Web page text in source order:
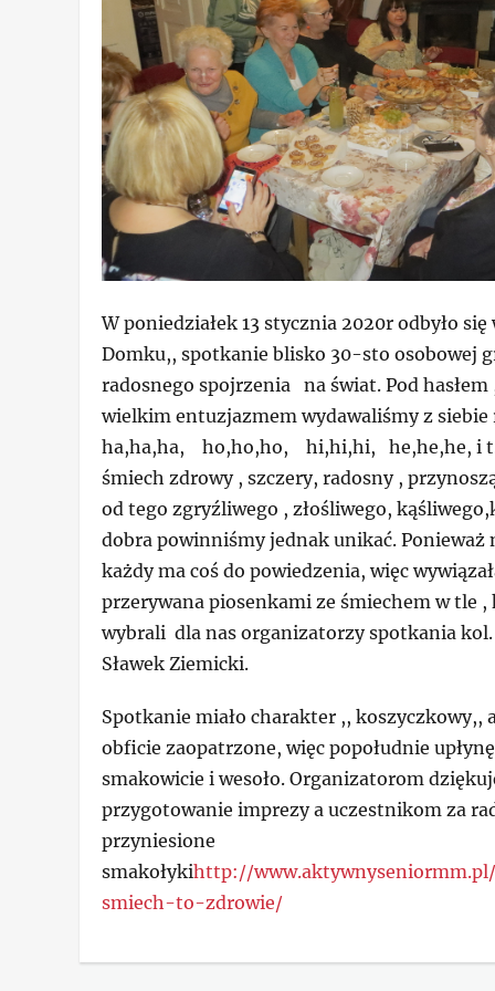
W poniedziałek 13 stycznia 2020r odbyło
Domku,, spotkanie blisko 30-sto osobowej
radosnego spojrzenia na świat. Pod
wielkim entuzjazmem wydawaliśmy z
ha,ha,ha, ho,ho,ho, hi,hi,hi, he,he,he, i
śmiech zdrowy , szczery, radosny ,
od tego zgryźliwego , złośliwego,
dobra powinniśmy jednak unikać. Ponieważ
każdy ma coś do powiedzenia, więc
przerywana piosenkami ze śmiechem w tle
wybrali dla nas organizatorzy spotkania kol.
Sławek Ziemicki.
Spotkanie miało charakter ,, koszyczkowy,,
obficie zaopatrzone, więc popołudnie
smakowicie i wesoło. Organizatorom
przygotowanie imprezy a uczestnikom za
przyniesione
smakołykihttp://
smiech-to-zdrowie/